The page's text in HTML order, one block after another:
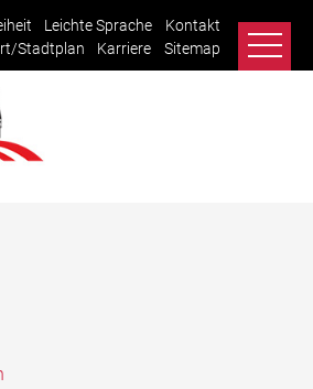
Leichte Sprache
Kontakt
Stadtplan
Karriere Sitemap